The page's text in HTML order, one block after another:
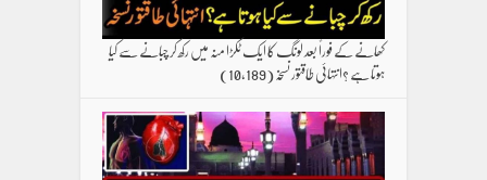
کھانے کے فوراً بعد لونگ کا ایک ٹکڑا منہ میں رکھ کر چبانے سے کیا
ہوتا ہے ؟انتہائی طاقتور نسخہ(10,189)